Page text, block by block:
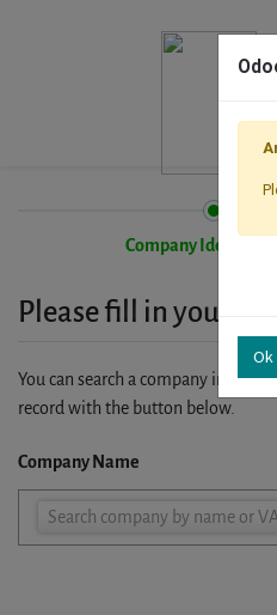
Company
Please fill in your
You can search a company in our
record with the button below.
Company Name
Search company by name or
Company
Ok